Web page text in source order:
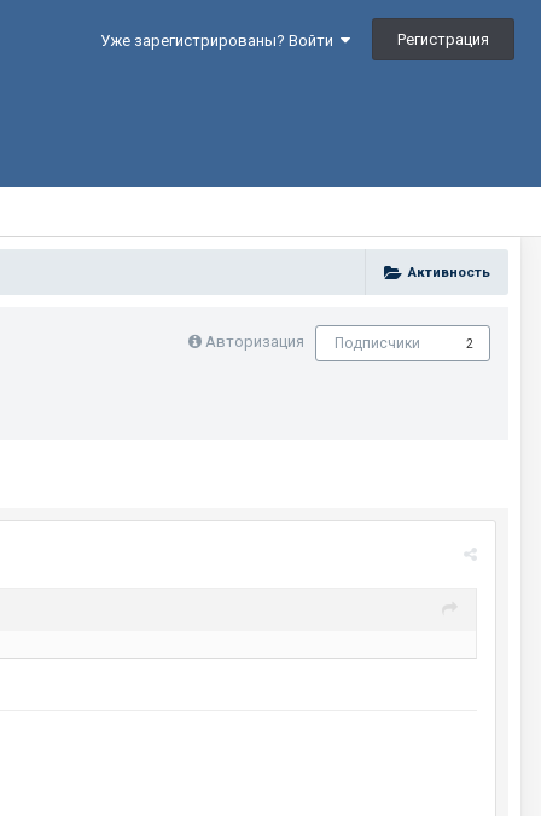
Уже зарегистрированы? Войти Регистрация
Активность
Авторизация Подписчики 2